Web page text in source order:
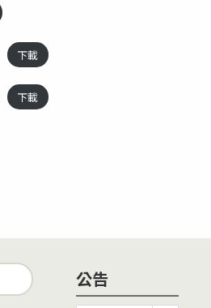
下載
下載
公告